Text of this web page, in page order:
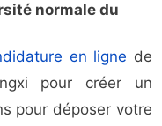
normale du
en ligne de
pour créer un
pour déposer votre